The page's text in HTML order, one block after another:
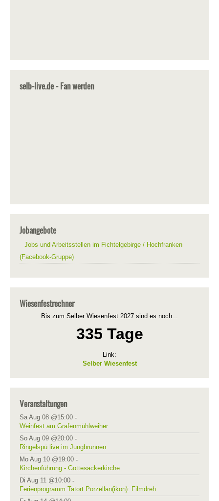
selb-live.de - Fan werden
Jobangebote
Jobs und Arbeitsstellen im Fichtelgebirge / Hochfranken
(Facebook-Gruppe)
Wiesenfestrechner
Bis zum Selber Wiesenfest 2027 sind es noch...
335 Tage
Link:
Selber Wiesenfest
Veranstaltungen
Sa Aug 08 @15:00 -
Weinfest am Grafenmühlweiher
So Aug 09 @20:00 -
Ringelspü live im Jungbrunnen
Mo Aug 10 @19:00 -
Kirchenführung - Gottesackerkirche
Di Aug 11 @10:00 -
Ferienprogramm Tatort Porzellan(ikon): Filmdreh